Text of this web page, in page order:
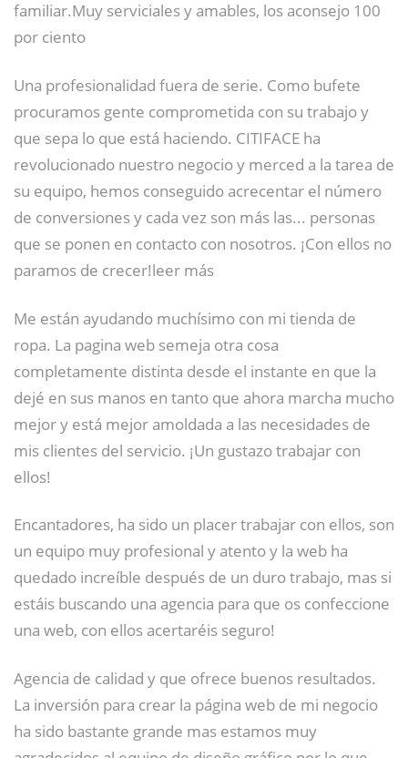
familiar.Muy serviciales y amables, los aconsejo 100
por ciento
Una profesionalidad fuera de serie. Como bufete
procuramos gente comprometida con su trabajo y
que sepa lo que está haciendo. CITIFACE ha
revolucionado nuestro negocio y merced a la tarea de
su equipo, hemos conseguido acrecentar el número
de conversiones y cada vez son más las... personas
que se ponen en contacto con nosotros. ¡Con ellos no
paramos de crecer!leer más
Me están ayudando muchísimo con mi tienda de
ropa. La pagina web semeja otra cosa
completamente distinta desde el instante en que la
dejé en sus manos en tanto que ahora marcha mucho
mejor y está mejor amoldada a las necesidades de
mis clientes del servicio. ¡Un gustazo trabajar con
ellos!
Encantadores, ha sido un placer trabajar con ellos, son
un equipo muy profesional y atento y la web ha
quedado increíble después de un duro trabajo, mas si
estáis buscando una agencia para que os confeccione
una web, con ellos acertaréis seguro!
Agencia de calidad y que ofrece buenos resultados.
La inversión para crear la página web de mi negocio
ha sido bastante grande mas estamos muy